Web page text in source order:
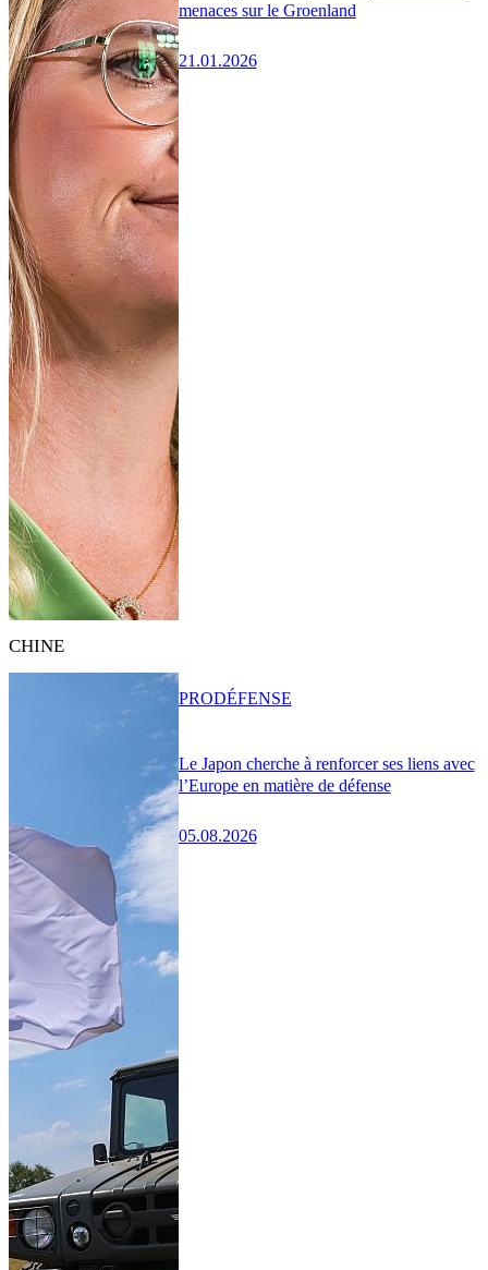
menaces sur le Groenland
21.01.2026
CHINE
Le Japon cherche à renforcer ses liens avec
l’Europe en matière de défense
05.08.2026
PRODÉFENSE